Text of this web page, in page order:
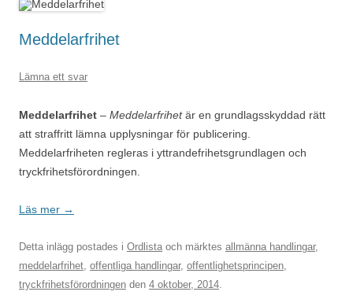
Meddelarfrihet
Lämna ett svar
Meddelarfrihet – Meddelarfrihetär en grundlagsskyddad rätt
att straffritt lämna upplysningar för publicering.
Meddelarfriheten regleras i yttrandefrihetsgrundlagen och
tryckfrihetsförordningen.
Läs mer →
Detta inlägg postades i Ordlista och märktes allmänna handlingar,
meddelarfrihet, offentliga handlingar, offentlighetsprincipen,
tryckfrihetsförordningen den 4 oktober, 2014.